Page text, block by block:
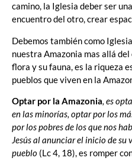
camino, la Iglesia deber ser
encuentro del otro, crear
Debemos también como
nuestra Amazonia mas allá
flora y su fauna, es la riqueza
pueblos que viven en la
Optar por la Amazonia, es
en las minorías, optar por los
por los pobres de los que nos
Jesús al anunciar el inicio de su
pueblo (Lc 4, 18), es romper